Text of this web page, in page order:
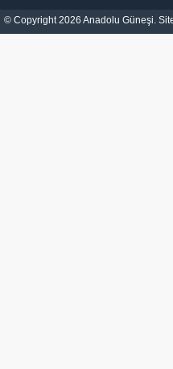
© Copyright 2026 Anadolu Güneşi.